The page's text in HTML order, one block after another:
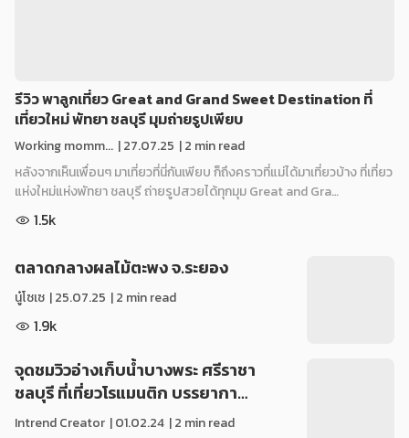
รีวิว พาลูกเที่ยว Great and Grand Sweet Destination ที่
เที่ยวใหม่ พัทยา ชลบุรี มุมถ่ายรูปเพียบ
Working momm... |27.07.25 | 2 min read
หลังจากเห็นเพื่อนๆ มาเที่ยวที่นี่กันเพียบ ก็ถึงคราวที่แม่ได้มาเที่ยวบ้าง ที่เที่ยว
แห่งใหม่แห่งพัทยา ชลบุรี ถ่ายรูปสวยได้ทุกมุม Great and Gra…
1.5k
ตลาดกลางผลไม้ตะพง จ.ระยอง
นู๋โซเซ |25.07.25 | 2 min read
1.9k
จุดชมวิวอ่างเก็บน้ำบางพระ ศรีราชา
ชลบุรี ที่เที่ยวโรแมนติก บรรยากา…
Intrend Creator |01.02.24 | 2 min read